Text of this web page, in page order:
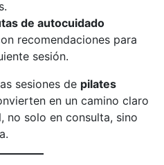
de autocuidado
recomendaciones para
sesión.
sesiones de pilates
en un camino claro
no solo en consulta, sino